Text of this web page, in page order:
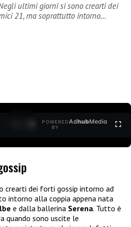
ultimi giorni si sono crearti dei
21, ma soprattutto intorno…
POWERED
BY
AdhubMedia
crearti dei forti gossip intorno ad
intorno alla coppia appena nata
e dalla ballerina Serena. Tutto è
quando sono uscite le